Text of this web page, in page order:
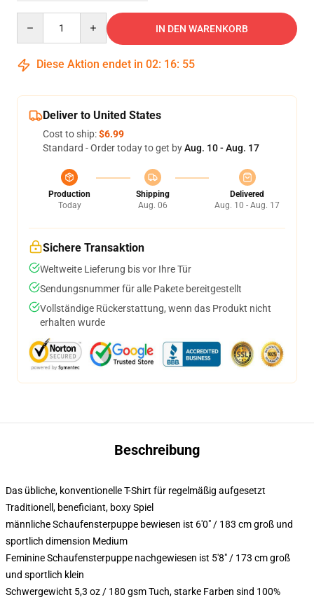
IN DEN WARENKORB
Diese Aktion endet in 02: 16: 54
Deliver to United States
Cost to ship:$6.99
Standard - Order today to get byAug. 10 - Aug. 17
Production
Today
Shipping
Aug. 06
Delivered
Aug. 10 - Aug. 17
Sichere Transaktion
Weltweite Lieferung bis vor Ihre Tür
Sendungsnummer für alle Pakete bereitgestellt
Vollständige Rückerstattung, wenn das Produkt nicht
erhalten wurde
Beschreibung
Das übliche, konventionelle T-Shirt für regelmäßig aufgesetzt
Traditionell, beneficiant, boxy Spiel
männliche Schaufensterpuppe bewiesen ist 6'0" / 183 cm groß und
sportlich dimension Medium
Feminine Schaufensterpuppe nachgewiesen ist 5'8" / 173 cm groß
und sportlich klein
Schwergewicht 5,3 oz / 180 gsm Tuch, starke Farben sind 100%